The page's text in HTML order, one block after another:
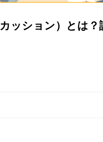
ッション）とは？